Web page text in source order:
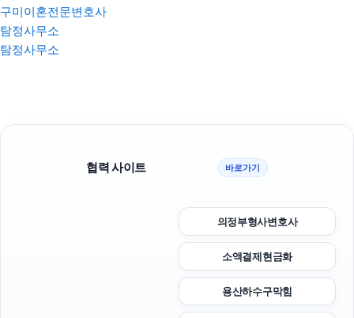
구미이혼전문변호사
탐정사무소
탐정사무소
협력 사이트 바로가기
의정부형사변호사
소액결제현금화
용산하수구막힘